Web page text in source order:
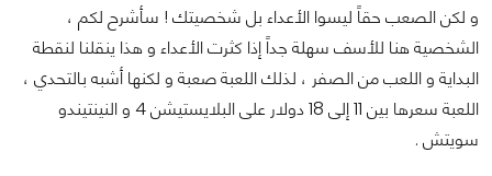
و لكن الصعب حقاً ليسوا الأعداء بل شخصيتك ! سأشرح لكم ،
الشخصية هنا للأسف سهلة جداً إذا كثرت الأعداء و هذا ينقلنا لنقطة
البداية و اللعب من الصفر ، لذلك اللعبة صعبة و لكنها أشبه بالتحدي ،
اللعبة سعرها بين 11 إلى 18 دولار على البلايستيشن 4 و النينتيندو
سويتش .